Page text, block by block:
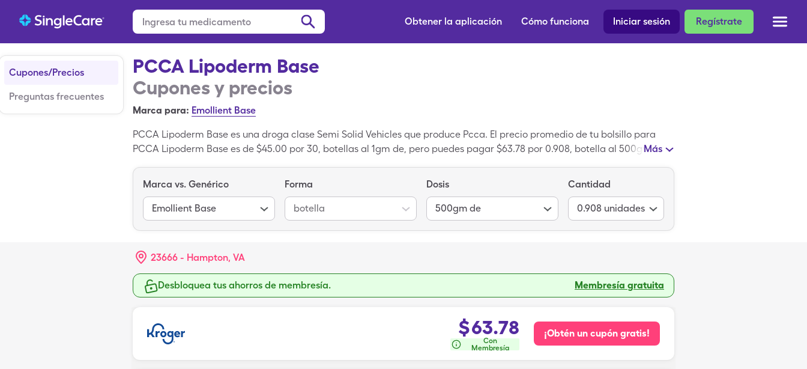
Regístrate
Iniciar sesión
Cómo funciona
Obtener la aplicación
Cupones/Precios
Preguntas frecuentes
PCCA Lipoderm Base
Cupones y precios
Marca para: Emollient Base
PCCA Lipoderm Base es una droga clase Semi Solid Vehicles que produce Pcca. El precio promedio de tu bolsillo para
PCCA Lipoderm Base es de $45.00 por 30, botellas al 1gm de, pero puedes pagar $63.78 por 0.908, botella al 500gm de
marca registrada; Cream Base es la versión genérica de PCCA Lipoderm Base.
Más
Marca vs. Genérico
Emollient Base
Forma
botella
Dosis
500gm de
Cantidad
0.908 unidades
23666 - Hampton, VA
Desbloquea tus ahorros de membresía. Membresía gratuita
$63.78
Con
Membresía
¡Obtén un cupón gratis!